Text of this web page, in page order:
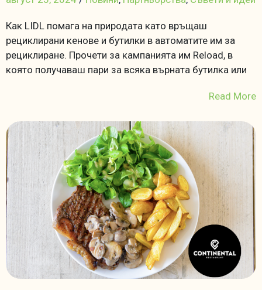
Как LIDL помага на природата като връщаш
рециклирани кенове и бутилки в автоматите им за
рециклиране. Прочети за кампанията им Reload, в
която получаваш пари за всяка върната бутилка или
Read More